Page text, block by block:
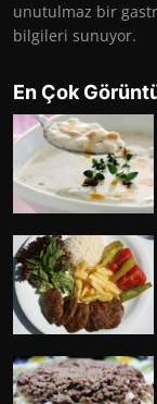
unutulmaz bir
bilgileri sunuyor.
En Çok